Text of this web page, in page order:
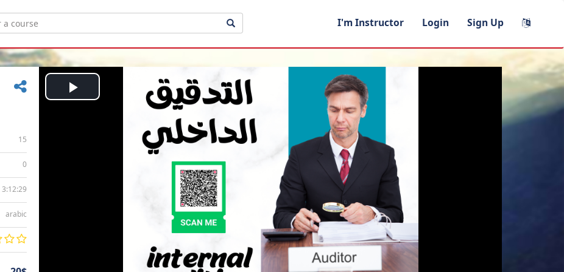
I'm Instructor Login Sign Up
15
0
3:12:29
arabic
Play